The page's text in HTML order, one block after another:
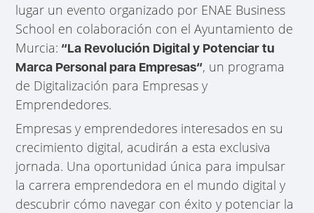
lugar un evento organizado por ENAE Business
School en colaboración con el Ayuntamiento de
Murcia: “La Revolución Digital y Potenciar tu
Marca Personal para Empresas”, un programa
de Digitalización para Empresas y
Emprendedores.
Empresas y emprendedores interesados en su
crecimiento digital, acudirán a esta exclusiva
jornada. Una oportunidad única para impulsar
la carrera emprendedora en el mundo digital y
descubrir cómo navegar con éxito y potenciar la